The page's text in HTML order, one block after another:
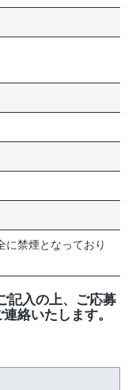
に禁煙となっており
記入の上、ご応募
絡いたします。